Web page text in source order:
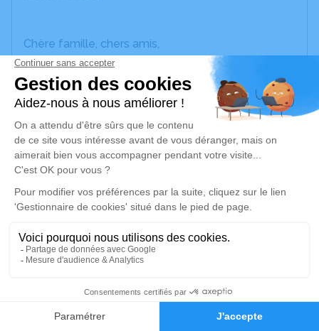
Faire-part Hommages
Chère famille, chers amis,
C'est avec beaucoup de peine que Lydie, sa
maman, Thierry, son mari, ainsi que ses enfants
Anaïs et Keirann
vous annonce le décès de Eliane survenu
dimanche 09 octobre 2022 à la Clinique de L'union.
La cérémonie se déroulera le
2022 à 12h30 à l'adresse suivante : Crématorium du
Cantomerle à LAVERNOSE-LACASSE - 444 Route
de Mauzac - 31410 Lavernose-Lacasse.
A cette occasion, un discours de souvenir sera
prononcé.
Pensez à venir à partir de 12h15 pour commencer
à l'heure.